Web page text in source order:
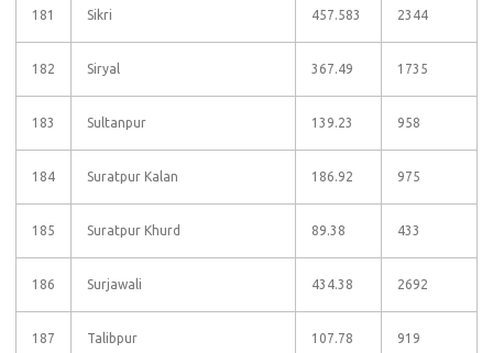
181 Sikri 457.583 2344
182 Siryal 367.49 1735
183 Sultanpur 139.23 958
184 Suratpur Kalan 186.92 975
185 Suratpur Khurd 89.38 433
186 Surjawali 434.38 2692
187 Talibpur 107.78 919